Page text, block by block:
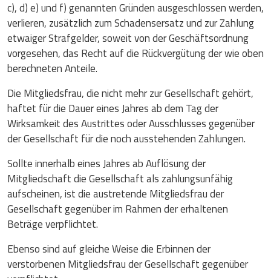
c), d) e) und f) genannten Gründen ausgeschlossen werden,
verlieren, zusätzlich zum Schadensersatz und zur Zahlung
etwaiger Strafgelder, soweit von der Geschäftsordnung
vorgesehen, das Recht auf die Rückvergütung der wie oben
berechneten Anteile.
Die Mitgliedsfrau, die nicht mehr zur Gesellschaft gehört,
haftet für die Dauer eines Jahres ab dem Tag der
Wirksamkeit des Austrittes oder Ausschlusses gegenüber
der Gesellschaft für die noch ausstehenden Zahlungen.
Sollte innerhalb eines Jahres ab Auflösung der
Mitgliedschaft die Gesellschaft als zahlungsunfähig
aufscheinen, ist die austretende Mitgliedsfrau der
Gesellschaft gegenüber im Rahmen der erhaltenen
Beträge verpflichtet.
Ebenso sind auf gleiche Weise die Erbinnen der
verstorbenen Mitgliedsfrau der Gesellschaft gegenüber